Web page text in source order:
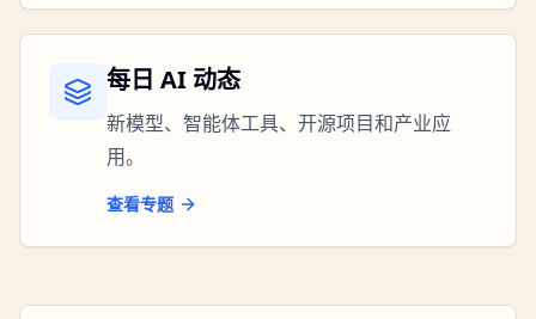
每日 AI 动态
新模型、智能体工具、开源项目和产业应
用。
查看专题